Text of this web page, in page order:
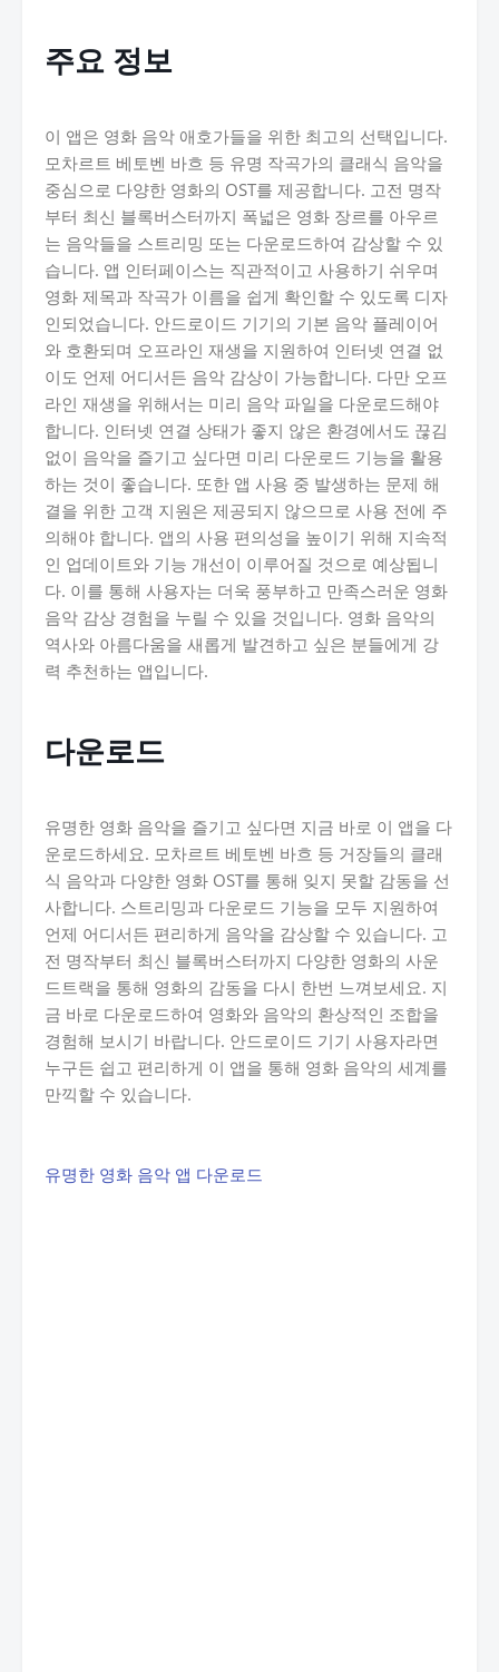
주요 정보
이 앱은 영화 음악 애호가들을 위한 최고의 선택입니다.
모차르트 베토벤 바흐 등 유명 작곡가의 클래식 음악을
중심으로 다양한 영화의 OST를 제공합니다. 고전 명작
부터 최신 블록버스터까지 폭넓은 영화 장르를 아우르
는 음악들을 스트리밍 또는 다운로드하여 감상할 수 있
습니다. 앱 인터페이스는 직관적이고 사용하기 쉬우며
영화 제목과 작곡가 이름을 쉽게 확인할 수 있도록 디자
인되었습니다. 안드로이드 기기의 기본 음악 플레이어
와 호환되며 오프라인 재생을 지원하여 인터넷 연결 없
이도 언제 어디서든 음악 감상이 가능합니다. 다만 오프
라인 재생을 위해서는 미리 음악 파일을 다운로드해야
합니다. 인터넷 연결 상태가 좋지 않은 환경에서도 끊김
없이 음악을 즐기고 싶다면 미리 다운로드 기능을 활용
하는 것이 좋습니다. 또한 앱 사용 중 발생하는 문제 해
결을 위한 고객 지원은 제공되지 않으므로 사용 전에 주
의해야 합니다. 앱의 사용 편의성을 높이기 위해 지속적
인 업데이트와 기능 개선이 이루어질 것으로 예상됩니
다. 이를 통해 사용자는 더욱 풍부하고 만족스러운 영화
음악 감상 경험을 누릴 수 있을 것입니다. 영화 음악의
역사와 아름다움을 새롭게 발견하고 싶은 분들에게 강
력 추천하는 앱입니다.
다운로드
유명한 영화 음악을 즐기고 싶다면 지금 바로 이 앱을 다
운로드하세요. 모차르트 베토벤 바흐 등 거장들의 클래
식 음악과 다양한 영화 OST를 통해 잊지 못할 감동을 선
사합니다. 스트리밍과 다운로드 기능을 모두 지원하여
언제 어디서든 편리하게 음악을 감상할 수 있습니다. 고
전 명작부터 최신 블록버스터까지 다양한 영화의 사운
드트랙을 통해 영화의 감동을 다시 한번 느껴보세요. 지
금 바로 다운로드하여 영화와 음악의 환상적인 조합을
경험해 보시기 바랍니다. 안드로이드 기기 사용자라면
누구든 쉽고 편리하게 이 앱을 통해 영화 음악의 세계를
만끽할 수 있습니다.
유명한 영화 음악 앱 다운로드